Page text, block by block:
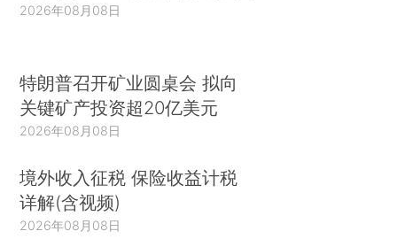
2026年08月08日
特朗普召开矿业圆桌会 拟向
关键矿产投资超20亿美元
2026年08月08日
境外收入征税 保险收益计税
详解(含视频)
2026年08月08日